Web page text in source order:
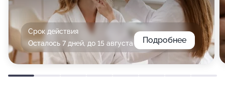
Срок действия
Осталось 7 дней, до 15 августа
Подробнее